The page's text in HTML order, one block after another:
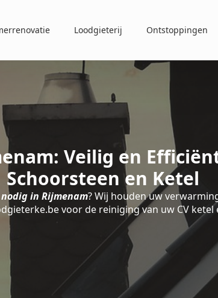
Loodgieterij Ontstoppingen
Veilig en
Schoorsteen en Ketel
in Rijmenam? Wij houden uw
voor de reiniging van uw CV ketel